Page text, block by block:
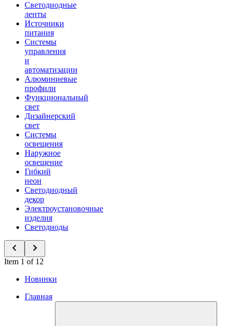
Светодиодные
ленты
Источники
питания
Системы
управления
и
автоматизации
Алюминиевые
профили
Функциональный
свет
Дизайнерский
свет
Системы
освещения
Наружное
освещение
Гибкий
неон
Светодиодный
декор
Электроустановочные
изделия
Светодиоды
Item 1 of 12
Новинки
Главная